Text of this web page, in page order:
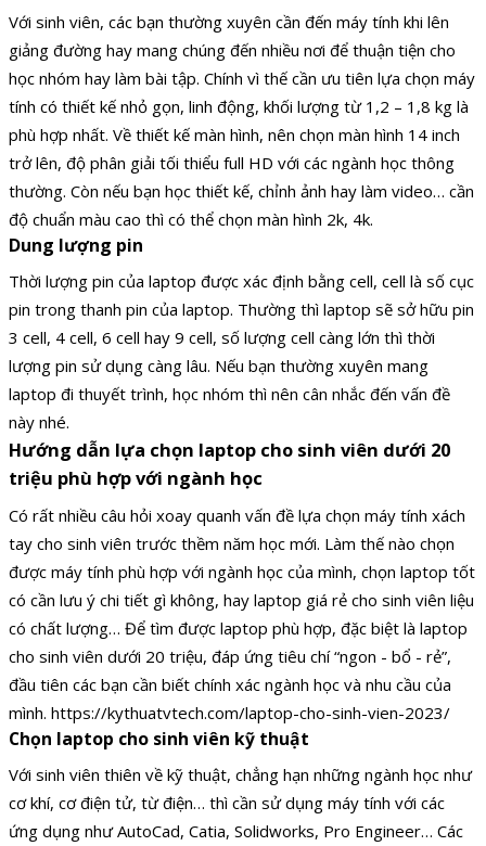
Với sinh viên, các bạn thường xuyên cần đến máy tính khi lên
giảng đường hay mang chúng đến nhiều nơi để thuận tiện cho
học nhóm hay làm bài tập. Chính vì thế cần ưu tiên lựa chọn máy
tính có thiết kế nhỏ gọn, linh động, khối lượng từ 1,2 – 1,8 kg là
phù hợp nhất. Về thiết kế màn hình, nên chọn màn hình 14 inch
trở lên, độ phân giải tối thiểu full HD với các ngành học thông
thường. Còn nếu bạn học thiết kế, chỉnh ảnh hay làm video… cần
độ chuẩn màu cao thì có thể chọn màn hình 2k, 4k.
Dung lượng pin
Thời lượng pin của laptop được xác định bằng cell, cell là số cục
pin trong thanh pin của laptop. Thường thì laptop sẽ sở hữu pin
3 cell, 4 cell, 6 cell hay 9 cell, số lượng cell càng lớn thì thời
lượng pin sử dụng càng lâu. Nếu bạn thường xuyên mang
laptop đi thuyết trình, học nhóm thì nên cân nhắc đến vấn đề
này nhé.
Hướng dẫn lựa chọn laptop cho sinh viên dưới 20
triệu phù hợp với ngành học
Có rất nhiều câu hỏi xoay quanh vấn đề lựa chọn máy tính xách
tay cho sinh viên trước thềm năm học mới. Làm thế nào chọn
được máy tính phù hợp với ngành học của mình, chọn laptop tốt
có cần lưu ý chi tiết gì không, hay laptop giá rẻ cho sinh viên liệu
có chất lượng… Để tìm được laptop phù hợp, đặc biệt là laptop
cho sinh viên dưới 20 triệu, đáp ứng tiêu chí “ngon - bổ - rẻ”,
đầu tiên các bạn cần biết chính xác ngành học và nhu cầu của
mình. https://kythuatvtech.com/laptop-cho-sinh-vien-2023/
Chọn laptop cho sinh viên kỹ thuật
Với sinh viên thiên về kỹ thuật, chẳng hạn những ngành học như
cơ khí, cơ điện tử, từ điện… thì cần sử dụng máy tính với các
ứng dụng như AutoCad, Catia, Solidworks, Pro Engineer… Các